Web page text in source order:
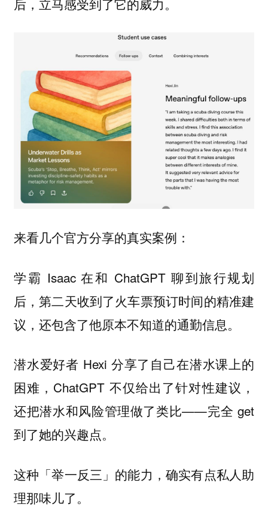
后，立马感受到了它的威力。
来看几个官方分享的真实案例：
学霸 Isaac 在和 ChatGPT 聊到旅行规划
后，第二天收到了火车票预订时间的精准建
议，还包含了他原本不知道的通勤信息。
潜水爱好者 Hexi 分享了自己在潜水课上的
困难，ChatGPT 不仅给出了针对性建议，
还把潜水和风险管理做了类比——完全 get
到了她的兴趣点。
这种「举一反三」的能力，确实有点私人助
理那味儿了。